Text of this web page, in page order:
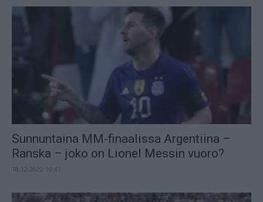
Sunnuntaina MM-finaalissa Argentiina –
Ranska – joko on Lionel Messin vuoro?
18.12.2022 10:41